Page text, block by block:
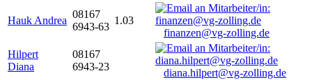
Hauk Andrea
08167
6943-63
1.03
finanzen@vg-zolling.de
Hilpert
Diana
08167
6943-23
diana.hilpert@vg-zolling.de